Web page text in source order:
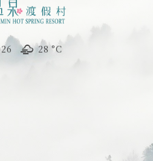
28 °C